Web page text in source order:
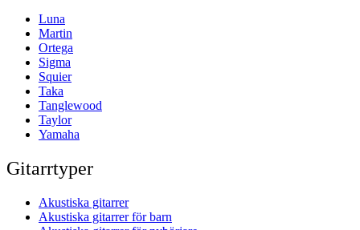
Luna
Martin
Ortega
Sigma
Squier
Taka
Tanglewood
Taylor
Yamaha
Gitarrtyper
Akustiska gitarrer
Akustiska gitarrer för barn